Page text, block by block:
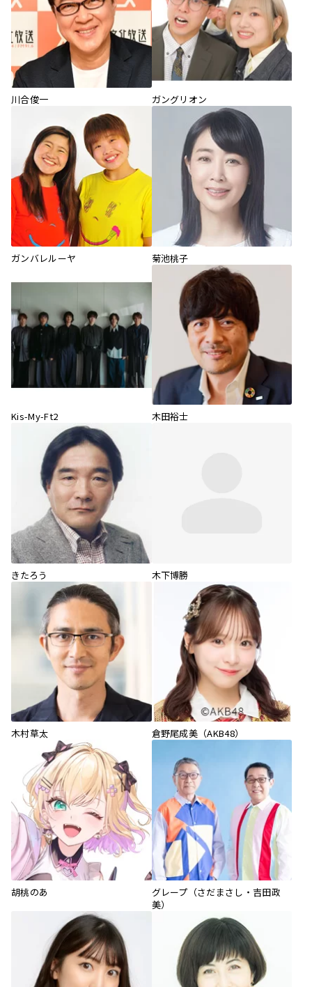
川合俊一 ガングリオン
ガンバレルーヤ 菊池桃子
Kis-My-Ft2 木田裕士
きたろう 木下博勝
木村草太 倉野尾成美（AKB48）
胡桃のあ
グレープ（さだまさし・吉田政
美）